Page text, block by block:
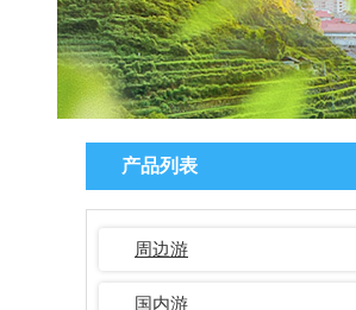
产品列表
周边游
国内游